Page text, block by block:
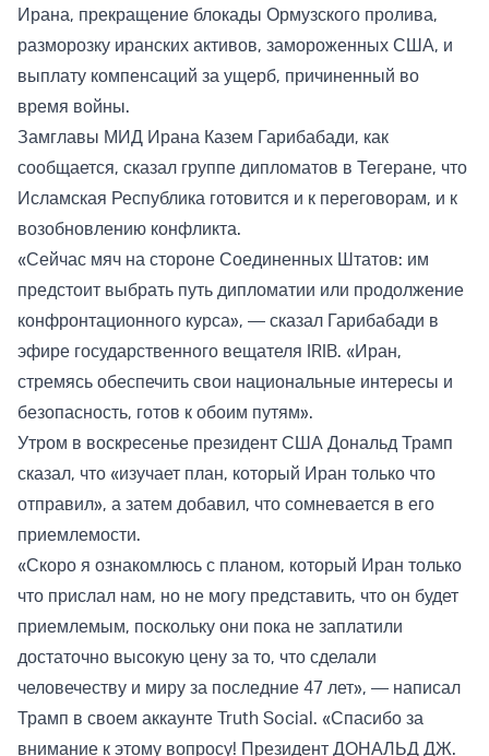
Ирана, прекращение блокады Ормузского пролива,
разморозку иранских активов, замороженных США, и
выплату компенсаций за ущерб, причиненный во
время войны.
Замглавы МИД Ирана Казем Гарибабади, как
сообщается, сказал группе дипломатов в Тегеране, что
Исламская Республика готовится и к переговорам, и к
возобновлению конфликта.
«Сейчас мяч на стороне Соединенных Штатов: им
предстоит выбрать путь дипломатии или продолжение
конфронтационного курса», — сказал Гарибабади в
эфире государственного вещателя IRIB. «Иран,
стремясь обеспечить свои национальные интересы и
безопасность, готов к обоим путям».
Утром в воскресенье президент США Дональд Трамп
сказал, что «изучает план, который Иран только что
отправил», а затем добавил, что сомневается в его
приемлемости.
«Скоро я ознакомлюсь с планом, который Иран только
что прислал нам, но не могу представить, что он будет
приемлемым, поскольку они пока не заплатили
достаточно высокую цену за то, что сделали
человечеству и миру за последние 47 лет», — написал
Трамп в своем аккаунте Truth Social. «Спасибо за
внимание к этому вопросу! Президент ДОНАЛЬД ДЖ.